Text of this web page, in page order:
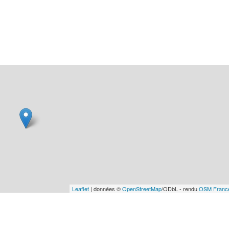
Leaflet| données ©OpenStreetMap/ODbL - renduOSM